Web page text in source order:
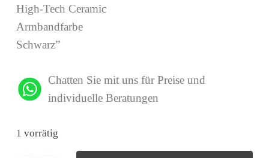
High-Tech Ceramic
Armbandfarbe
Schwarz”
Chatten Sie mit uns für Preise und
individuelle Beratungen
1 vorrätig